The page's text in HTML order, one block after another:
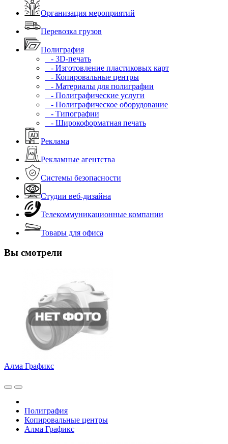
Организация мероприятий
Перевозка грузов
Полиграфия
- 3D-печать
- Изготовление пластиковых карт
- Копировальные центры
- Материалы для полиграфии
- Полиграфические услуги
- Полиграфическое оборудование
- Типографии
- Широкоформатная печать
Реклама
Рекламные агентства
Системы безопасности
Студии веб-дизайна
Телекоммуникационные компании
Товары для офиса
Вы смотрели
Алма Графикс
Полиграфия
Копировальные центры
Алма Графикс